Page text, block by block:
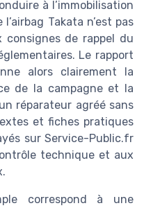
à l’immobilisation
Takata n’est pas
consignes de rappel du
Le rapport
alors clairement la
de la campagne et la
réparateur agréé sans
et fiches pratiques
sur Service-Public.fr
technique et aux
correspond à une